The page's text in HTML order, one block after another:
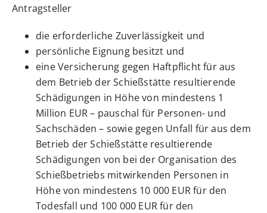
Antragsteller
die erforderliche Zuverlässigkeit und
persönliche Eignung besitzt und
eine Versicherung gegen Haftpflicht für aus
dem Betrieb der Schießstätte resultierende
Schädigungen in Höhe von mindestens 1
Million EUR – pauschal für Personen- und
Sachschäden – sowie gegen Unfall für aus dem
Betrieb der Schießstätte resultierende
Schädigungen von bei der Organisation des
Schießbetriebs mitwirkenden Personen in
Höhe von mindestens 10 000 EUR für den
Todesfall und 100 000 EUR für den